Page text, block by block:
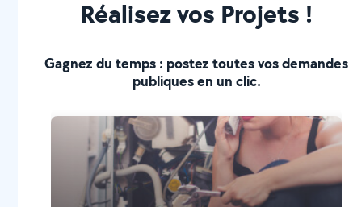
Réalisez vos Projets !
Gagnez du temps : postez toutes vos demandes
publiques en un clic.